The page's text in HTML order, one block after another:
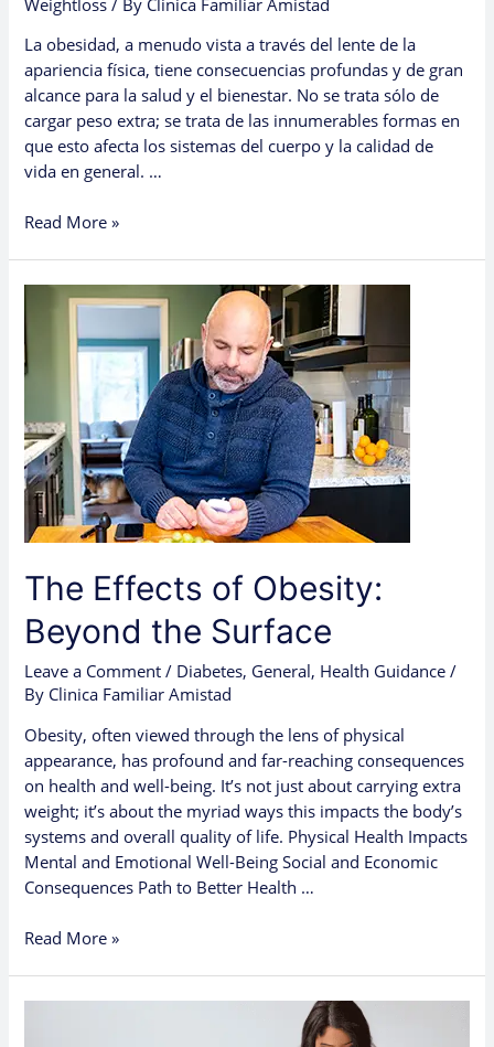
La obesidad, a menudo vista a través del lente de la
apariencia física, tiene consecuencias profundas y de gran
alcance para la salud y el bienestar. No se trata sólo de
cargar peso extra; se trata de las innumerables formas en
que esto afecta los sistemas del cuerpo y la calidad de
vida en general. …
Read More »
The Effects of Obesity:
Beyond the Surface
Leave a Comment / Diabetes, General, Health Guidance /
By Clinica Familiar Amistad
Obesity, often viewed through the lens of physical
appearance, has profound and far-reaching consequences
on health and well-being. It’s not just about carrying extra
weight; it’s about the myriad ways this impacts the body’s
systems and overall quality of life. Physical Health Impacts
Mental and Emotional Well-Being Social and Economic
Consequences Path to Better Health …
of
Obesity:
the
Surface
Read More »